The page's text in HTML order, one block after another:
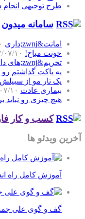
طرح توجیهی انجام
سامانه میدون
امانت&zwnj;داری
خونت مباح! ۱۴۰۳/
تحریم&zwnj;های داخلی
یه پاکت گذاشتم
یک تار مو از
بیماری عادت
هیچ چیزی رو نباید
کسب و کار
آخرین ویدئو ها
آموزش کامل راه
گف و گوی علی